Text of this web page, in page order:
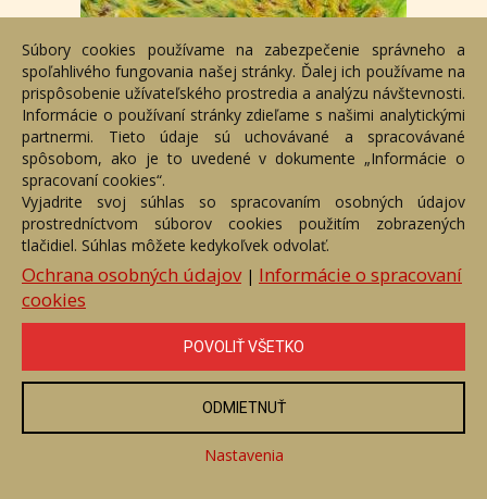
Pole so slnečným kvetom
Číslo položky: 9795
Voľný predaj
Cena: 73,03 €
Súbory cookies používame na zabezpečenie správneho a
spoľahlivého fungovania našej stránky. Ďalej ich používame na
prispôsobenie užívateľského prostredia a analýzu návštevnosti.
Informácie o používaní stránky zdieľame s našimi analytickými
partnermi. Tieto údaje sú uchovávané a spracovávané
spôsobom, ako je to uvedené v dokumente „Informácie o
spracovaní cookies“.
Vyjadrite svoj súhlas so spracovaním osobných údajov
prostredníctvom súborov cookies použitím zobrazených
tlačidiel. Súhlas môžete kedykoľvek odvolať.
Ochrana osobných údajov| Informácie o spracovaní
cookies
POVOLIŤ VŠETKO
ODMIETNUŤ
Nastavenia